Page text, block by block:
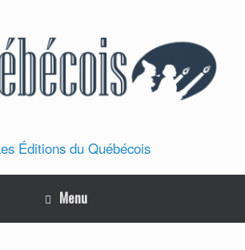
Menu